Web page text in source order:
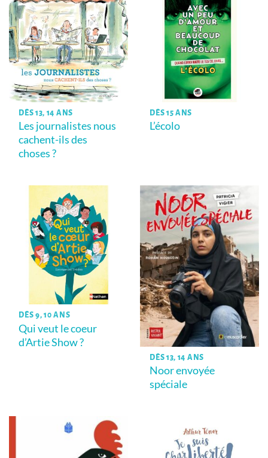
DÈS 13, 14 ANS
Les journalistes nous
cachent-ils des
choses ?
DÈS 15 ANS
L’écolo
DÈS 9, 10 ANS
Qui veut le coeur
d’Artie Show ?
DÈS 13, 14 ANS
Noor envoyée
spéciale